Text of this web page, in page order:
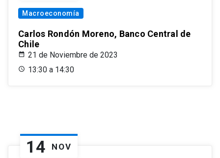
Macroeconomía
Carlos Rondón Moreno, Banco Central de
Chile
21 de Noviembre de 2023
13:30 a 14:30
14 NOV